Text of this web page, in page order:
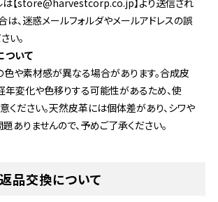
は【store@harvestcorp.co.jp】より送信され
は、迷惑メールフォルダやメールアドレスの誤
い。
ついて
や素材感が異なる場合があります。合成皮
変化や色移りする可能性があるため、使
ください。天然皮革には個体差があり、シワや
ありませんので、予めご了承ください。
品交換について